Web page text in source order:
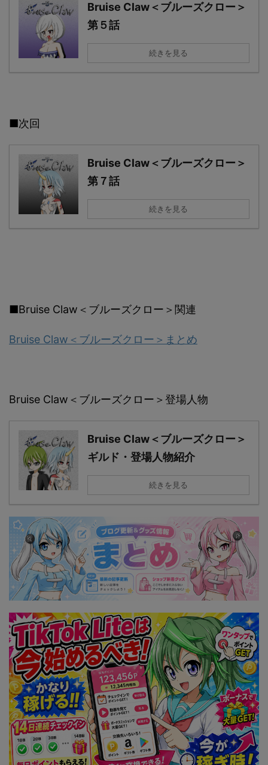
Bruise Claw＜ブルーズクロー＞
第５話
続きを見る
■次回
Bruise Claw＜ブルーズクロー＞
第７話
続きを見る
■Bruise Claw＜ブルーズクロー＞関連
Bruise Claw＜ブルーズクロー＞まとめ
Bruise Claw＜ブルーズクロー＞登場人物
Bruise Claw＜ブルーズクロー＞
ギルド・登場人物紹介
続きを見る